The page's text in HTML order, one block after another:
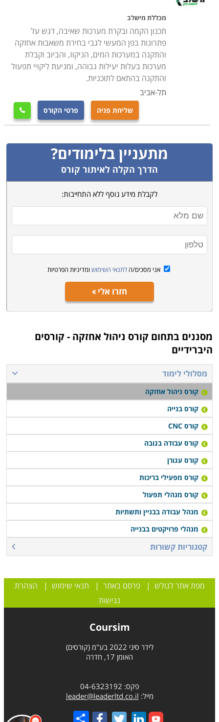
מכללת מישלב
תכנון הקמה ובקרת מערכות שאיבה, דגש על
פתרונות בפן המעשי לגבי בחירת משאבות אחזקה
והתקנה במערכות המים, הניקוז, והביוב וקבלת
מערכות בעלות יעילות גבוהה, ומניעת ליקויי תפעול
והתקנה בהתאם לתוכניות.
תל-אביב
שליחת פניה פרטי הקורס 
מתעניין בלימודים?
הדרך הקלה לאיתור קורס
לקבלת מידע נוסף ללא התחייבות:
אני מסכים/ה לתנאי השימוש ומדיניות הפרטיות
חזרו אלי
מסננים בתחום קורס ניהול אחזקה - קורסים
היברידיים
מסלולי לימוד
קורס ניהול אחזקה
קורס בנייה
קורס CNC
קורס עבודה בגובה
קורס עגורן
קורס מפעילי בריכות
קורס מנהלי תפעול
מנהל עבודה בבניין ותשתיות
מנהלי פרויקטים בבנייה
קטגוריות קשורות
מפת אתר לגולש |פרסם באתר | תנאי שימוש | הצהרת
נגישות
Coursim
לידר סיני 2022 בע"מ (קורסים)
האומן 17, חדרה
פקס: 04-6323192
מייל: leader@leaderltd.co.il
Share